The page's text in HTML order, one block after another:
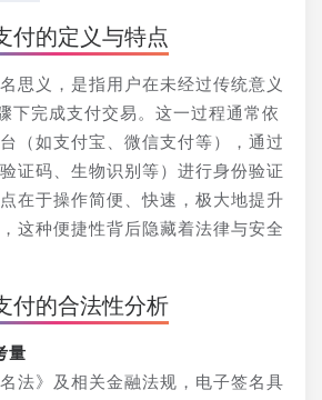
付的定义与特点
思义，是指用户在未经过传统意义
下完成支付交易。这一过程通常依
（如支付宝、微信支付等），通过
证码、生物识别等）进行身份验证
在于操作简便、快速，极大地提升
这种便捷性背后隐藏着法律与安全
付的合法性分析
量
法》及相关金融法规，电子签名具